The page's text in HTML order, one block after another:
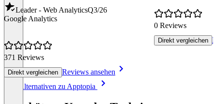
Leader - Web AnalyticsQ3/26
Google Analytics
371 Reviews
Direkt vergleichen Reviews ansehen
0 Reviews
Direkt vergleichen
Alle Alternativen zu Apptopia